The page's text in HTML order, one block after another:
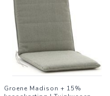
Groene Madison + 15%